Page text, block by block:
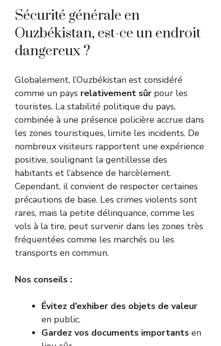
Sécurité générale en
Ouzbékistan, est-ce un endroit
dangereux ?
Globalement, l’Ouzbékistan est considéré
comme un pays relativement sûr pour les
touristes. La stabilité politique du pays,
combinée à une présence policière accrue dans
les zones touristiques, limite les incidents. De
nombreux visiteurs rapportent une expérience
positive, soulignant la gentillesse des
habitants et l’absence de harcèlement.
Cependant, il convient de respecter certaines
précautions de base. Les crimes violents sont
rares, mais la petite délinquance, comme les
vols à la tire, peut survenir dans les zones très
fréquentées comme les marchés ou les
transports en commun.
Nos conseils :
Évitez d’exhiber des objets de valeur
en public.
Gardez vos documents importants en